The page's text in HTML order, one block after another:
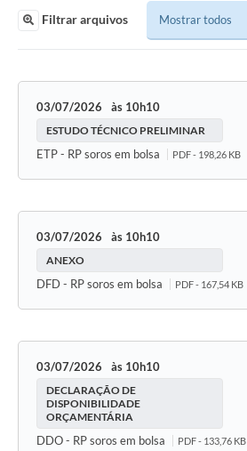
Filtrar arquivos
03/07/2026 10h10
ESTUDO TÉCNICO PRELIMINAR
ETP - RP soros em bolsa PDF - 198,26 KB
03/07/2026 10h10
ANEXO
DFD - RP soros em bolsa PDF - 167,54 KB
03/07/2026 10h10
DECLARAÇÃO DE
DISPONIBILIDADE
ORÇAMENTÁRIA
DDO - RP soros em bolsa PDF - 133,76 KB